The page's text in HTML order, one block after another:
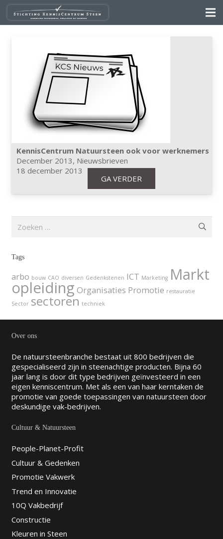
KennisCentrum Natuursteen ook voor werknemers
December 2013, Nieuwsbrieven
18 december 2013
GA VERDER
naar:
Tags
arbo bouw CAO diversen Gedenkstenen ICT Marketing Markt
opleiding Organisaties Promotie restauratie
Sector sectoren techniek
Over ons
De natuursteenbranche bestaat uit 800 bedrijven die
gespecialiseerd zijn in steenachtige producten. Bijna 60
jaar lang is door dit type bedrijven geïnvesteerd in een
eigen kenniscentrum. Met als een van haar kerntaken de
promotie van goede toepassingen van natuursteen door
deskundige vak-bedrijven.
Cultuur & Natuursteen
People-Planet-Profit
Cultuur & Gedenken
Promotie Vakwerk
Trend en Innovatie
10Q Vakbedrijf
Constructie
Kleuren in Steen